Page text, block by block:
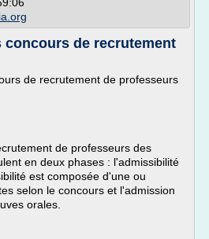
concours de recrutement
de recrutement de professeurs
de professeurs des
en deux phases : l'admissibilité
est composée d'une ou
selon le concours et l'admission
orales.